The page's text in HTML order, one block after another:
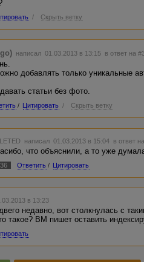
/ Скрыть ветку
написал 01.03.2013 в 13:15 в ответ на
добавлять только уникальные
статьи без фото.
/ Цитировать / Скрыть ветку
написал 01.03.2013 в 15:04 в ответ
что объяснили, а то уже
Ответить / Цитировать
в 13:23
недавно, вот столкнулась с
такое? ВМ пишет оставить